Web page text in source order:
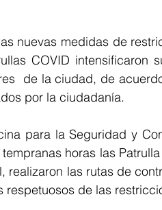
nuevas medidas de
COVID intensificaron
de la ciudad, de
por la ciudadanía.
para la Seguridad y
horas las
, realizaron las rutas de
respetuosos de las